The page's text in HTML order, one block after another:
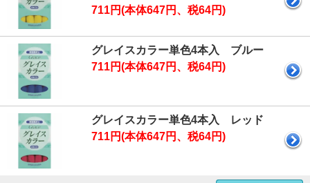
711円(本体647円、税64円)
グレイスカラー単色4本入 ブルー
711円(本体647円、税64円)
グレイスカラー単色4本入 レッド
711円(本体647円、税64円)